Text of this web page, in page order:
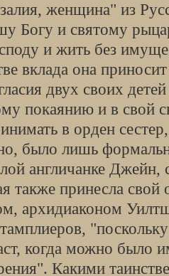
женщина" из
Богу и святому
и жить без
вклада она
двух своих
покаянию и в свой
в орден
было лишь
англичанке Джейн,
также принесла свой
архидиаконом
когда можно было
Какими